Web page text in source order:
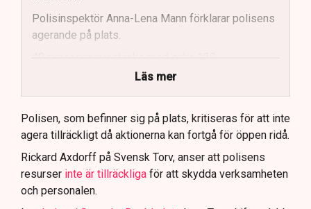
Polisinspektör Anna-Lena Mann förklarar polisens
agerande på plats.
40 personer misstänks med cirka 120
brottsmisstankar kopplade.
Polisen använder drönare och uniformerad polis
för att dokumentera bevis.
Samtidigt är polisarbetet komplext när det gäller
att navigera juridiska rättigheter och gränser.
Läs mer
Polisen, som befinner sig på plats, kritiseras för att inte
agera tillräckligt då aktionerna kan fortgå för öppen ridå.
Rickard Axdorff på Svensk Torv, anser att polisens
resurser inte är tillräckliga för att skydda verksamheten
och personalen.